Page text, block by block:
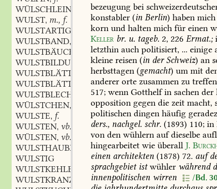
WÜLSCHLEIN
WULST, m., f.
WULSTARTIG
WULSTBAND,
WULSTBÄUCHIG
adj.
WULSTBILDUNG
f.
WULSTBLÄTTERPILZ,m.
WULSTBLÄTTERSCHWAMM,m.
WULSTBLECH
WÜLSTCHEN,
WULSTE, f.
WULSTEN, vb.
WÜLSTEN, vb.
WULSTHAUBE
WULSTIG
WULSTKEHLE
WULSTKRANZ
bezeugung bei
konstabler (in Berlin) haben mich
korn und halten mich für einen
Keller br. u. tageb. 2, 226 Ermat.;
letzthin auch politisiert, ... einige
kleine reisen (in derSchweiz) an
herbsttagen (gemacht) um mit
anderer orte zusammen zu treffen
517; wenn Gotthelfin sachen der
opposition gegen die zeit macht,
politischen dingen häufig
ders., nachgel. schr. (1893) 110; in
von den wühlern aufdieselbe
hingearbeitet wie überall J.
einen architekten (1878) 72. auf
sprachgebietistwühler während
innenpolitischen wirren /Bd.